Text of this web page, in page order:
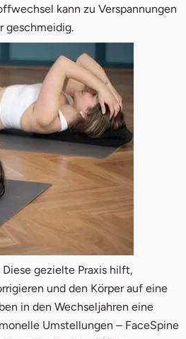
kann zu Verspannungen
geschmeidig.
gezielte Praxis hilft,
und den Körper auf eine
in den Wechseljahren eine
Umstellungen – FaceSpine